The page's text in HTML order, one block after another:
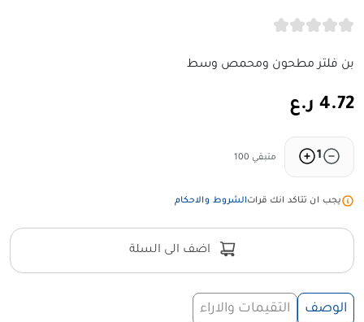
بن فلتر مطحون ومحمص وسط
4.72 ر.ع
1 متبقي 100
يجب ان تتاكد انك قراتالشروط والاحكام
اضف الى السلة
الوصف التقيمات والاراء